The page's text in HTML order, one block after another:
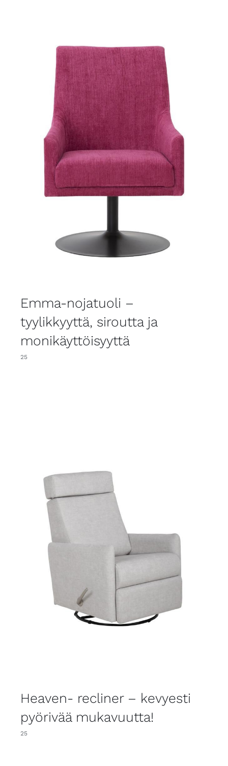
Emma-nojatuoli –
tyylikkyyttä, siroutta ja
monikäyttöisyyttä
25
Heaven- recliner – kevyesti
pyörivää mukavuutta!
25